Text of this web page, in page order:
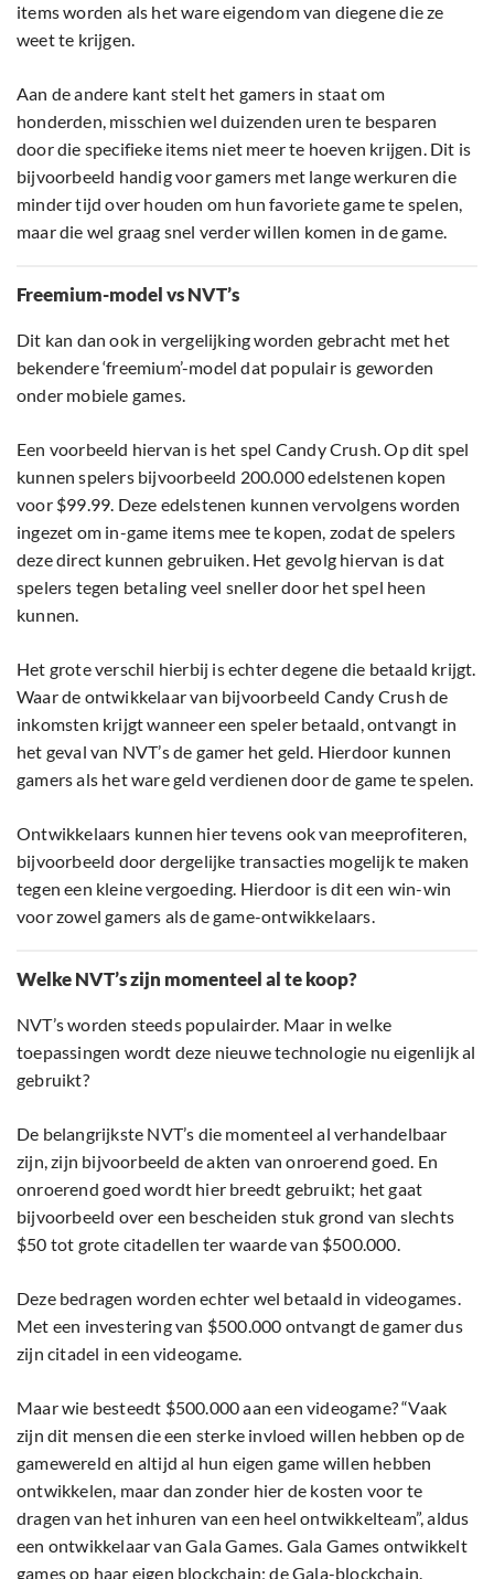
items worden als het ware eigendom van diegene die ze
weet te krijgen.
Aan de andere kant stelt het gamers in staat om
honderden, misschien wel duizenden uren te besparen
door die specifieke items niet meer te hoeven krijgen. Dit is
bijvoorbeeld handig voor gamers met lange werkuren die
minder tijd over houden om hun favoriete game te spelen,
maar die wel graag snel verder willen komen in de game.
Freemium-model vs NVT’s
Dit kan dan ook in vergelijking worden gebracht met het
bekendere ‘freemium’-model dat populair is geworden
onder mobiele games.
Een voorbeeld hiervan is het spel Candy Crush. Op dit spel
kunnen spelers bijvoorbeeld 200.000 edelstenen kopen
voor $99.99. Deze edelstenen kunnen vervolgens worden
ingezet om in-game items mee te kopen, zodat de spelers
deze direct kunnen gebruiken. Het gevolg hiervan is dat
spelers tegen betaling veel sneller door het spel heen
kunnen.
Het grote verschil hierbij is echter degene die betaald krijgt.
Waar de ontwikkelaar van bijvoorbeeld Candy Crush de
inkomsten krijgt wanneer een speler betaald, ontvangt in
het geval van NVT’s de gamer het geld. Hierdoor kunnen
gamers als het ware geld verdienen door de game te spelen.
Ontwikkelaars kunnen hier tevens ook van meeprofiteren,
bijvoorbeeld door dergelijke transacties mogelijk te maken
tegen een kleine vergoeding. Hierdoor is dit een win-win
voor zowel gamers als de game-ontwikkelaars.
Welke NVT’s zijn momenteel al te koop?
NVT’s worden steeds populairder. Maar in welke
toepassingen wordt deze nieuwe technologie nu eigenlijk al
gebruikt?
De belangrijkste NVT’s die momenteel al verhandelbaar
zijn, zijn bijvoorbeeld de akten van onroerend goed. En
onroerend goed wordt hier breedt gebruikt; het gaat
bijvoorbeeld over een bescheiden stuk grond van slechts
$50 tot grote citadellen ter waarde van $500.000.
Deze bedragen worden echter wel betaald in videogames.
Met een investering van $500.000 ontvangt de gamer dus
zijn citadel in een videogame.
Maar wie besteedt $500.000 aan een videogame? “Vaak
zijn dit mensen die een sterke invloed willen hebben op de
gamewereld en altijd al hun eigen game willen hebben
ontwikkelen, maar dan zonder hier de kosten voor te
dragen van het inhuren van een heel ontwikkelteam”, aldus
een ontwikkelaar van Gala Games. Gala Games ontwikkelt
games op haar eigen blockchain; de Gala-blockchain.